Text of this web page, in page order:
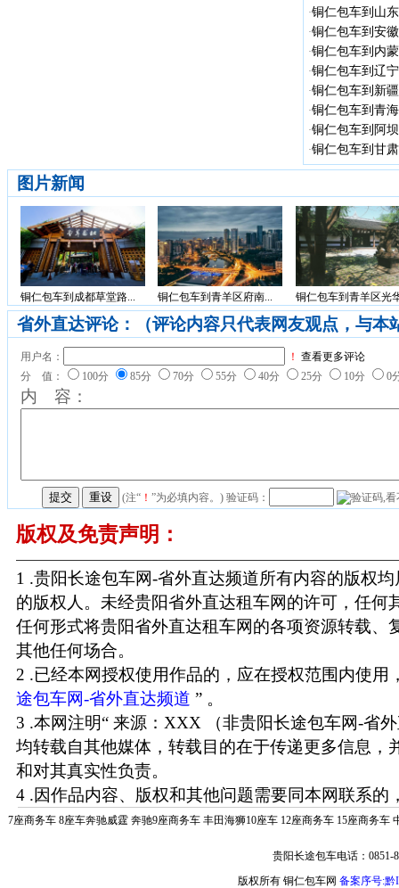
·铜仁包车到山
·铜仁包车到安
·铜仁包车到内
·铜仁包车到辽
·铜仁包车到新
·铜仁包车到青
·铜仁包车到阿
·铜仁包车到甘
图片新闻
铜仁包车到成都草堂路... 铜仁包车到青羊区府南... 铜仁包车到青羊区光
省外直达评论：（评论内容只代表网友观点，与本
用户名： ！ 查看更多评论
分 值：
100分 85分 70分 55分 40分 25分 10分 0
内 容：
(注“ ！ ”为必填内容。) 验证码：
版权及免责声明：
1 .贵阳长途包车网-省外直达频道所有内容的版权
的版权人。未经贵阳省外直达租车网的许可，任何
任何形式将贵阳省外直达租车网的各项资源转载、
其他任何场合。
2 .已经本网授权使用作品的，应在授权范围内使用
途包车网-省外直达频道 ” 。
3 .本网注明“ 来源：XXX （非贵阳长途包车网-省
均转载自其他媒体，转载目的在于传递更多信息，
和对其真实性负责。
4 .因作品内容、版权和其他问题需要同本网联系的
7座商务车 8座车奔驰威霆 奔驰9座商务车 丰田海狮10座车 12座商务车 15座商务车
贵阳长途包车电话：0851-
版权所有 铜仁包车网 备案序号:黔